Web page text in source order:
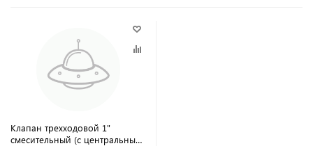
Клапан трехходовой 1"
смесительный (с центральным